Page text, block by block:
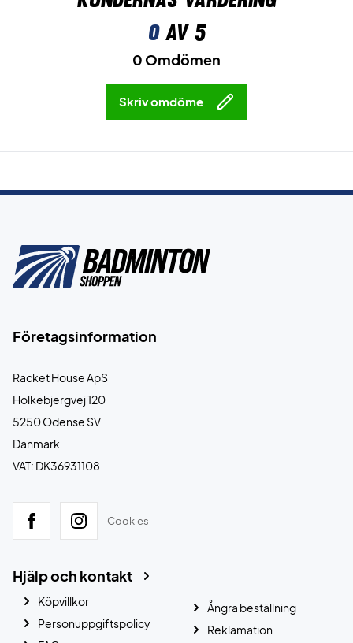
0av 5
0 Omdömen
Skriv omdöme
Företagsinformation
Racket House ApS
Holkebjergvej 120
5250 Odense SV
Danmark
VAT: DK36931108
Cookies
Hjälp och kontakt
Köpvillkor
Personuppgiftspolicy
Ångra beställning
Reklamation